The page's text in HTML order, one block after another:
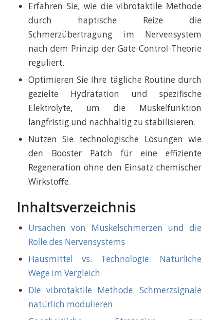
Erfahren Sie, wie die vibrotaktile Methode
durch haptische Reize die
Schmerzübertragung im Nervensystem
nach dem Prinzip der Gate-Control-Theorie
reguliert.
Optimieren Sie Ihre tägliche Routine durch
gezielte Hydratation und spezifische
Elektrolyte, um die Muskelfunktion
langfristig und nachhaltig zu stabilisieren.
Nutzen Sie technologische Lösungen wie
den Booster Patch für eine effiziente
Regeneration ohne den Einsatz chemischer
Wirkstoffe.
Inhaltsverzeichnis
Ursachen von Muskelschmerzen und die
Rolle des Nervensystems
Hausmittel vs. Technologie: Natürliche
Wege im Vergleich
Die vibrotaktile Methode: Schmerzsignale
natürlich modulieren